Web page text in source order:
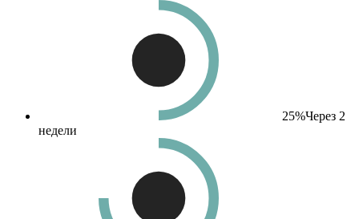
25%Через 2
недели